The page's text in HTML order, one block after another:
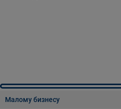
Малому бизнесу